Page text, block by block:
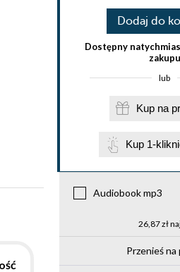
Dodaj do
Dostępny
zakupu
lub
Kup 1-
Audiobook mp3
26,87 zł
Przenieś na